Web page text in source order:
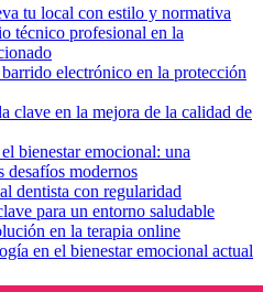
tu local con estilo y normativa
técnico profesional en la
electrónico en la protección
clave en la mejora de la calidad de
bienestar emocional: una
desafíos modernos
dentista con regularidad
para un entorno saludable
en la terapia online
en el bienestar emocional actual